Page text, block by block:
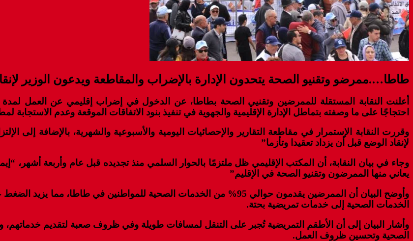
طاطا….ممرضو وتقنيو الصحة يتحدون الإدارة بالإضراب والمقاطعة ويدعون الوزير
احتجاجًا على ما وصفته بتماطل الإدارة الإقليمية والجهوية في تنفيذ بنود الاتفاقات الموقعة وعدم الاستجابة
وقررت النقابة الإستمرار في مقاطعة التقارير والإحصائيات اليومية والأسبوعية والشهرية، بالإضافة إلى
لإنقاد الوضع قبل أن يزداد تعقيدا وتأزما”
وجاء في بيان النقابة، أن المكتب الإقليمي ظل ملتزمًا بالحوار السلمي منذ تجديده قبل عام وأربعة أشهر،
يعاني منها الممرضون وتقنيو الصحة في الإقليم”
وأوضح البيان أن الممرضين يقدمون حوالي 95% من الخدمات الصحية للمواطنين
الخدمات الصحية إلى خدمات تمريضية بحتة.
وأشار البيان إلى أن الأطقم التمريضية تُجبر على التنقل لمسافات طويلة وفي ظروف صعبة لتقديم خدماتهم،
الصحية وتحسين ظروف العمل.